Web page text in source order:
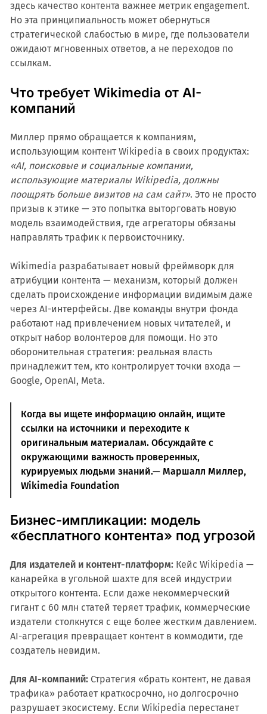
здесь качество контента важнее метрик engagement.
Но эта принципиальность может обернуться
стратегической слабостью в мире, где пользователи
ожидают мгновенных ответов, а не переходов по
ссылкам.
Что требует Wikimedia от AI-
компаний
Миллер прямо обращается к компаниям,
использующим контент Wikipedia в своих продуктах:
«AI, поисковые и социальные компании,
использующие материалы Wikipedia, должны
поощрять больше визитов на сам сайт». Это не просто
призыв к этике — это попытка выторговать новую
модель взаимодействия, где агрегаторы обязаны
направлять трафик к первоисточнику.
Wikimedia разрабатывает новый фреймворк для
атрибуции контента — механизм, который должен
сделать происхождение информации видимым даже
через AI-интерфейсы. Две команды внутри фонда
работают над привлечением новых читателей, и
открыт набор волонтеров для помощи. Но это
оборонительная стратегия: реальная власть
принадлежит тем, кто контролирует точки входа —
Google, OpenAI, Meta.
Когда вы ищете информацию онлайн, ищите
ссылки на источники и переходите к
оригинальным материалам. Обсуждайте с
окружающими важность проверенных,
курируемых людьми знаний.— Маршалл Миллер,
Wikimedia Foundation
Бизнес-импликации: модель
«бесплатного контента» под угрозой
Для издателей и контент-платформ:Кейс Wikipedia —
канарейка в угольной шахте для всей индустрии
открытого контента. Если даже некоммерческий
гигант с 60 млн статей теряет трафик, коммерческие
издатели столкнутся с еще более жестким давлением.
AI-агрегация превращает контент в коммодити, где
создатель невидим.
Для AI-компаний:Стратегия «брать контент, не давая
трафика» работает краткосрочно, но долгосрочно
разрушает экосистему. Если Wikipedia перестанет